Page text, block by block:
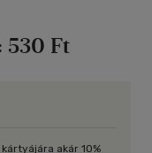
530 Ft
akár 10%